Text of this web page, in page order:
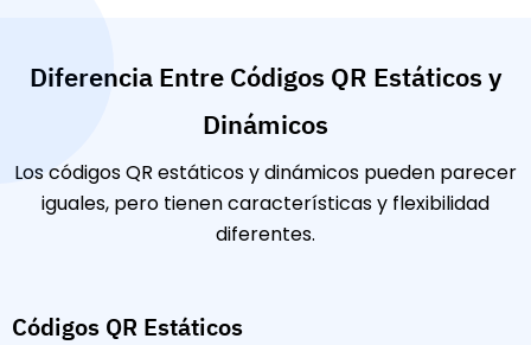
Diferencia Entre Códigos QR Estáticos y
Dinámicos
Los códigos QR estáticos y dinámicos pueden parecer
iguales, pero tienen características y flexibilidad
diferentes.
Códigos QR Estáticos